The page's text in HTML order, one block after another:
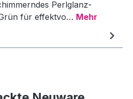
Perlglanz-
für effektvo… Mehr